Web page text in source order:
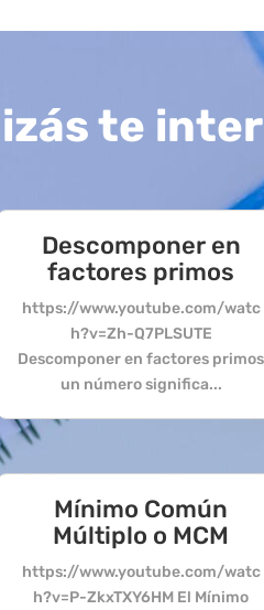
te
Descomponer en
factores primos
https://www.youtube.com/watc
h?v=Zh-Q7PLSUTE
Descomponer en factores primos
un número significa...
Mínimo Común
Múltiplo o MCM
https://www.youtube.com/watc
h?v=P-ZkxTXY6HM El Mínimo